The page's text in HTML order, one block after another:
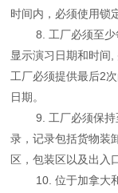
时间内，必须使用锁
8. 工厂必须至少每
显示演习日期和时间,
工厂必须提供最后2
日期。
9. 工厂必须保持
录，记录包括货物装
区，包装区以及出入
10. 位于加拿大和